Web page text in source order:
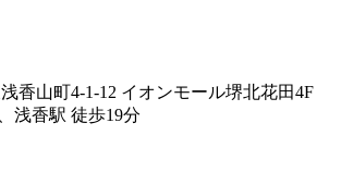
香山町4-1-12 イオンモール堺北花田4F
浅香駅 徒歩19分